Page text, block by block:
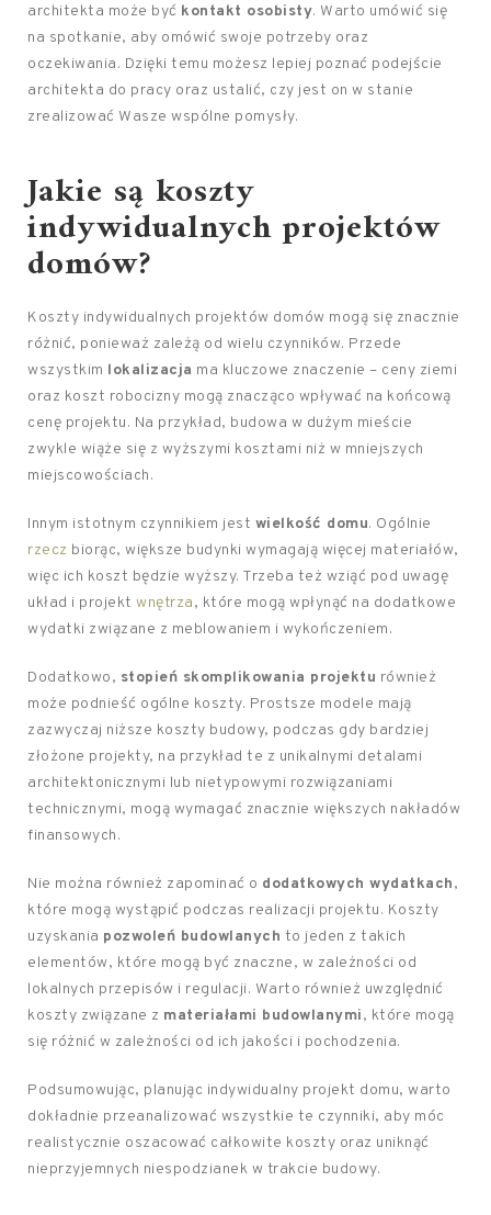
architekta może być kontakt osobisty. Warto umówić się
na spotkanie, aby omówić swoje potrzeby oraz
oczekiwania. Dzięki temu możesz lepiej poznać podejście
architekta do pracy oraz ustalić, czy jest on w stanie
zrealizować Wasze wspólne pomysły.
Jakie są koszty
indywidualnych projektów
domów?
Koszty indywidualnych projektów domów mogą się znacznie
różnić, ponieważ zależą od wielu czynników. Przede
wszystkim lokalizacja ma kluczowe znaczenie – ceny ziemi
oraz koszt robocizny mogą znacząco wpływać na końcową
cenę projektu. Na przykład, budowa w dużym mieście
zwykle wiąże się z wyższymi kosztami niż w mniejszych
miejscowościach.
Innym istotnym czynnikiem jest wielkość domu. Ogólnie
rzecz biorąc, większe budynki wymagają więcej materiałów,
więc ich koszt będzie wyższy. Trzeba też wziąć pod uwagę
układ i projekt wnętrza, które mogą wpłynąć na dodatkowe
wydatki związane z meblowaniem i wykończeniem.
Dodatkowo, stopień skomplikowania projektu również
może podnieść ogólne koszty. Prostsze modele mają
zazwyczaj niższe koszty budowy, podczas gdy bardziej
złożone projekty, na przykład te z unikalnymi detalami
architektonicznymi lub nietypowymi rozwiązaniami
technicznymi, mogą wymagać znacznie większych nakładów
finansowych.
Nie można również zapominać o dodatkowych wydatkach,
które mogą wystąpić podczas realizacji projektu. Koszty
uzyskania pozwoleń budowlanych to jeden z takich
elementów, które mogą być znaczne, w zależności od
lokalnych przepisów i regulacji. Warto również uwzględnić
koszty związane z materiałami budowlanymi, które mogą
się różnić w zależności od ich jakości i pochodzenia.
Podsumowując, planując indywidualny projekt domu, warto
dokładnie przeanalizować wszystkie te czynniki, aby móc
realistycznie oszacować całkowite koszty oraz uniknąć
nieprzyjemnych niespodzianek w trakcie budowy.